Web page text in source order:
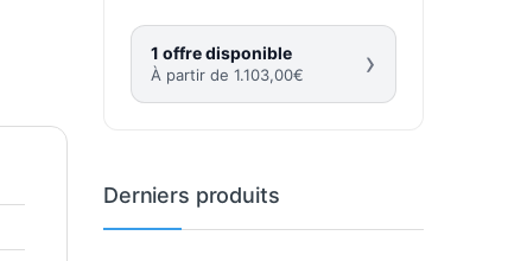
1 offre disponible
À partir de 1.103,00€ ›
Derniers produits